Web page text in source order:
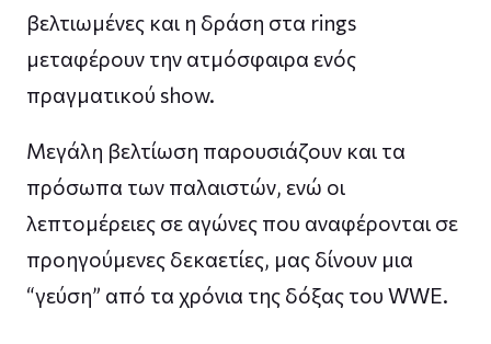
βελτιωμένες και η δράση στα rings
μεταφέρουν την ατμόσφαιρα ενός
πραγματικού show.
Μεγάλη βελτίωση παρουσιάζουν και τα
πρόσωπα των παλαιστών, ενώ οι
λεπτομέρειες σε αγώνες που αναφέρονται σε
προηγούμενες δεκαετίες, μας δίνουν μια
“γεύση” από τα χρόνια της δόξας του WWE.